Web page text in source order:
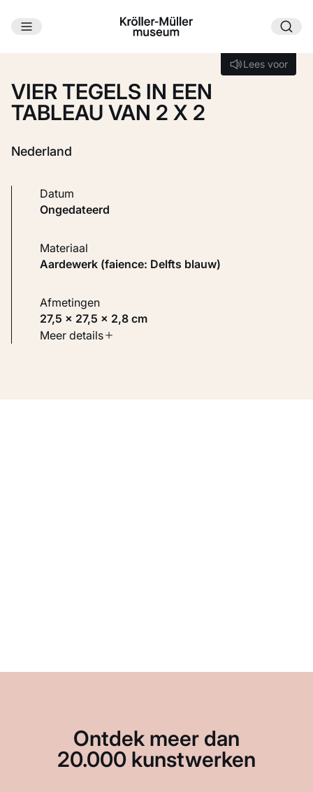
Ga naar hoofdinhoud
Lees voor
Lees voor
VIER TEGELS IN EEN
TABLEAU VAN 2 X 2
Nederland
Datum
ongedateerd
Materiaal
Aardewerk (faience: Delfts blauw)
Afmetingen
27,5 × 27,5 × 2,8 cm
Soort werk
Meer details
Ontdek meer dan
20.000 kunstwerken